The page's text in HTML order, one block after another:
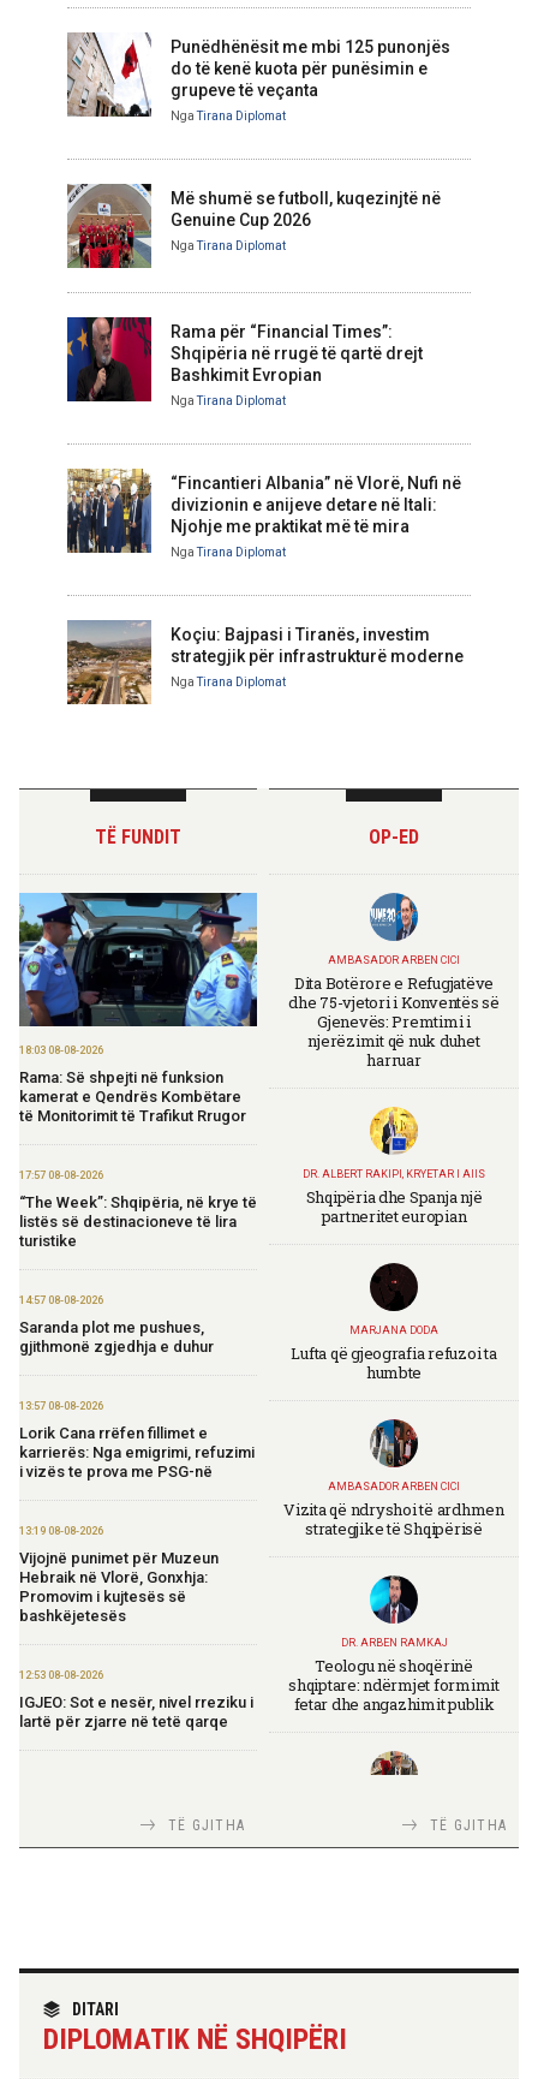
Punëdhënësit me mbi 125 punonjës
do të kenë kuota për punësimin e
grupeve të veçanta
NgaTirana Diplomat
Më shumë se futboll, kuqezinjtë në
Genuine Cup 2026
NgaTirana Diplomat
Rama për “Financial Times”:
Shqipëria në rrugë të qartë drejt
Bashkimit Evropian
NgaTirana Diplomat
“Fincantieri Albania” në Vlorë, Nufi në
divizionin e anijeve detare në Itali:
Njohje me praktikat më të mira
NgaTirana Diplomat
Koçiu: Bajpasi i Tiranës, investim
strategjik për infrastrukturë moderne
NgaTirana Diplomat
TË FUNDIT
18:03 08-08-2026
Rama: Së shpejti në funksion
kamerat e Qendrës Kombëtare
të Monitorimit të Trafikut Rrugor
17:57 08-08-2026
“The Week”: Shqipëria, në krye të
listës së destinacioneve të lira
turistike
14:57 08-08-2026
Saranda plot me pushues,
gjithmonë zgjedhja e duhur
13:57 08-08-2026
Lorik Cana rrëfen fillimet e
karrierës: Nga emigrimi, refuzimi
i vizës te prova me PSG-në
13:19 08-08-2026
Vijojnë punimet për Muzeun
Hebraik në Vlorë, Gonxhja:
Promovim i kujtesës së
bashkëjetesës
12:53 08-08-2026
IGJEO: Sot e nesër, nivel rreziku i
lartë për zjarre në tetë qarqe
seminari i leximit mbi librin e Xi
Jinpingut për qeverisjen e Kinës
“Made in Albania”
09:24 08-08-2026
TË GJITHA
OP-ED
AMBASADOR ARBEN CICI
Dita Botërore e Refugjatëve
dhe 75-vjetori i Konventës së
Gjenevës: Premtimi i
njerëzimit që nuk duhet
harruar
DR. ALBERT RAKIPI, KRYETAR I AIIS
Shqipëria dhe Spanja një
partneritet europian
MARJANA DODA
Lufta që gjeografia refuzoi ta
humbte
AMBASADOR ARBEN CICI
Vizita që ndryshoi të ardhmen
strategjike të Shqipërisë
DR. ARBEN RAMKAJ
Teologu në shoqërinë
shqiptare: ndërmjet formimit
fetar dhe angazhimit publik
TIRANA DIPLOMAT
TIRANA DIPLOMAT
Skënderbeut dhe Ismail
TË GJITHA
DITARI
DIPLOMATIK NË SHQIPËRI